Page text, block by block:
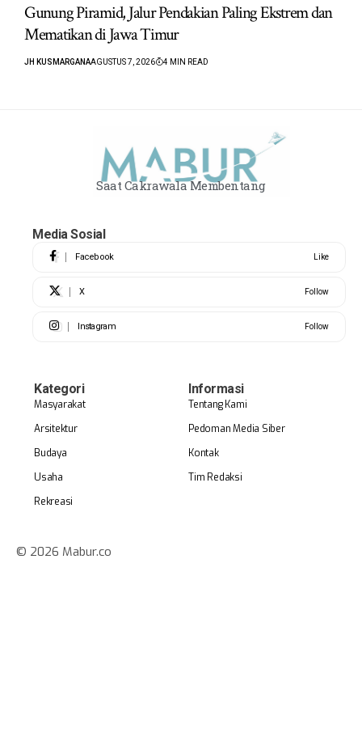
Gunung Piramid, Jalur Pendakian Paling Ekstrem dan
Mematikan di Jawa Timur
JH KUSMARGANAAGUSTUS 7, 2026 4 MIN READ
Saat Cakrawala Membentang
Media Sosial
Facebook Like
X Follow
Instagram Follow
Kategori
Masyarakat
Arsitektur
Budaya
Usaha
Rekreasi
Informasi
Tentang Kami
Pedoman Media Siber
Kontak
Tim Redaksi
© 2026 Mabur.co